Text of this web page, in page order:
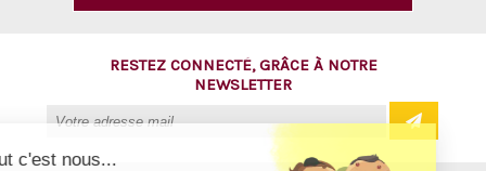
RESTEZ CONNECTÉ, GRÂCE À NOTRE
NEWSLETTER
Salut c'est nous...